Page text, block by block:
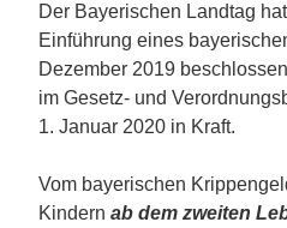
Der Bayerischen Landtag
Einführung eines
Dezember 2019
im Gesetz- und
1. Januar 2020 in Kraft.
Vom bayerischen
Kindern ab dem zweiten